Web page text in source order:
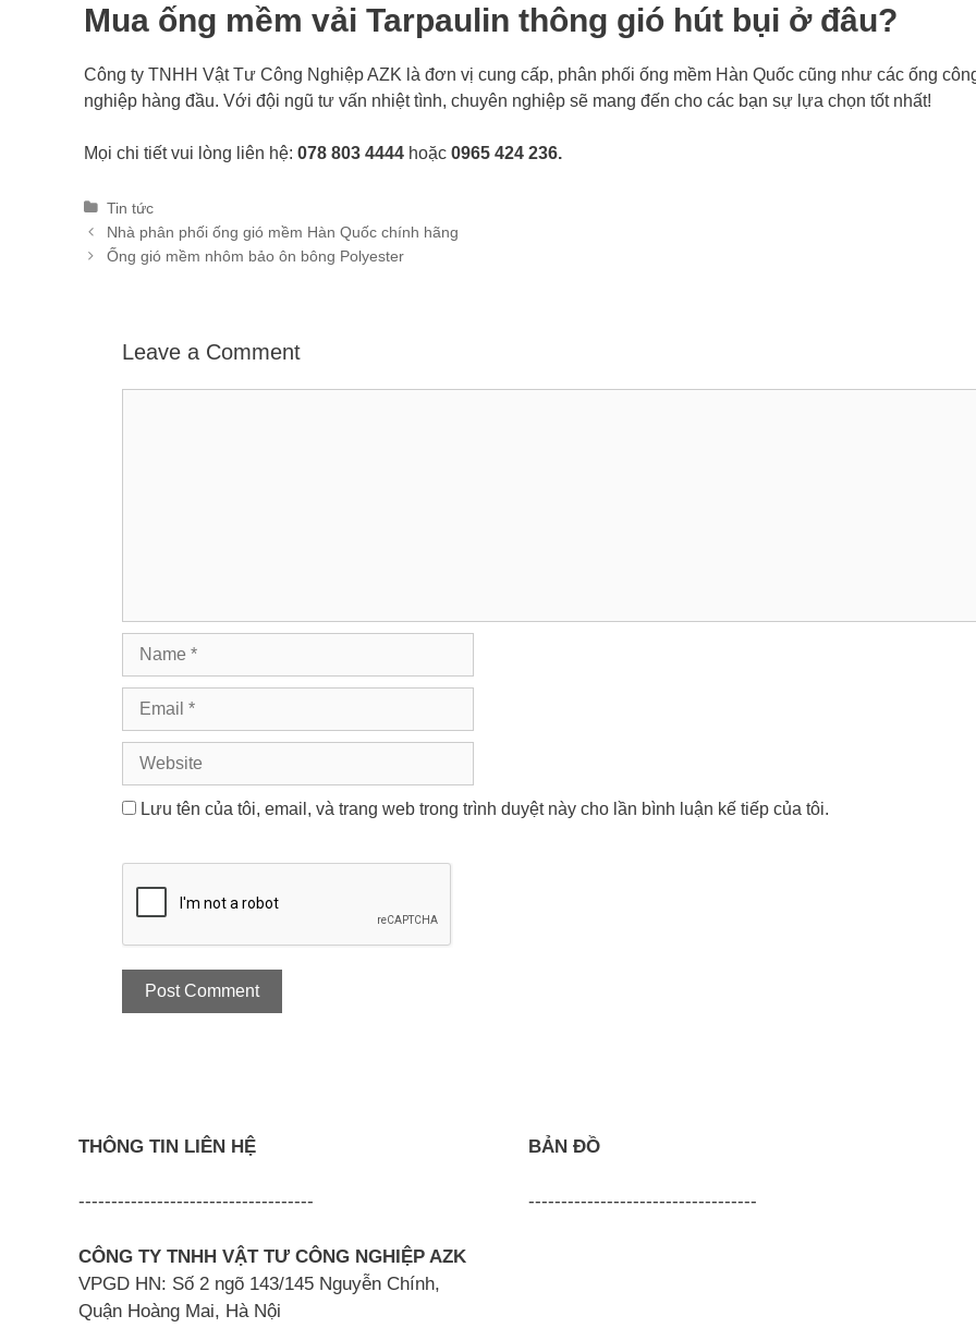
Mua ống mềm vải Tarpaulin thông gió hút bụi ở đâu?
Công ty TNHH Vật Tư Công Nghiệp AZK là đơn vị cung cấp, phân phối ống mềm Hàn Quốc cũng như các ống
nghiệp hàng đầu. Với đội ngũ tư vấn nhiệt tình, chuyên nghiệp sẽ mang đến cho các bạn sự lựa chọn tốt nhất!
Mọi chi tiết vui lòng liên hệ: 078 803 4444 hoặc 0965 424 236.
Categories
Tin tức
Post
navigation
Nhà phân phối ống gió mềm Hàn Quốc chính hãng
Ống gió mềm nhôm bảo ôn bông Polyester
Leave a Comment
Name
Email
Website
Lưu tên của tôi, email, và trang web trong trình duyệt này cho lần bình luận kế tiếp của tôi.
THÔNG TIN LIÊN HỆ
------------------------------------
CÔNG TY TNHH VẬT TƯ CÔNG NGHIỆP AZK
VPGD HN: Số 2 ngõ 143/145 Nguyễn Chính,
Quận Hoàng Mai, Hà Nội
BẢN ĐỒ
-----------------------------------